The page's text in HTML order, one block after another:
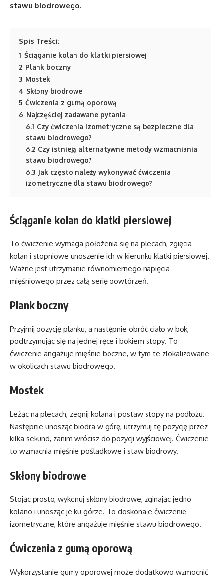
stawu biodrowego.
Spis Treści:
1 Ściąganie kolan do klatki piersiowej
2 Plank boczny
3 Mostek
4 Skłony biodrowe
5 Ćwiczenia z gumą oporową
6 Najczęściej zadawane pytania
6.1 Czy ćwiczenia izometryczne są bezpieczne dla
stawu biodrowego?
6.2 Czy istnieją alternatywne metody wzmacniania
stawu biodrowego?
6.3 Jak często należy wykonywać ćwiczenia
izometryczne dla stawu biodrowego?
Ściąganie kolan do klatki piersiowej
To ćwiczenie wymaga położenia się na plecach, zgięcia
kolan i stopniowe unoszenie ich w kierunku klatki piersiowej.
Ważne jest utrzymanie równomiernego napięcia
mięśniowego przez całą serię powtórzeń.
Plank boczny
Przyjmij pozycję planku, a następnie obróć ciało w bok,
podtrzymując się na jednej ręce i bokiem stopy. To
ćwiczenie angażuje mięśnie boczne, w tym te zlokalizowane
w okolicach stawu biodrowego.
Mostek
Leżąc na plecach, zegnij kolana i postaw stopy na podłożu.
Następnie unosząc biodra w górę, utrzymuj tę pozycję przez
kilka sekund, zanim wrócisz do pozycji wyjściowej. Ćwiczenie
to wzmacnia mięśnie pośladkowe i staw biodrowy.
Skłony biodrowe
Stojąc prosto, wykonuj skłony biodrowe, zginając jedno
kolano i unosząc je ku górze. To doskonałe ćwiczenie
izometryczne, które angażuje mięśnie stawu biodrowego.
Ćwiczenia z gumą oporową
Wykorzystanie gumy oporowej może dodatkowo wzmocnić